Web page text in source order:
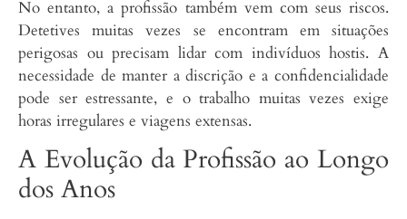
No entanto, a profissão também vem com seus riscos.
Detetives muitas vezes se encontram em situações
perigosas ou precisam lidar com indivíduos hostis. A
necessidade de manter a discrição e a confidencialidade
pode ser estressante, e o trabalho muitas vezes exige
horas irregulares e viagens extensas.
A Evolução da Profissão ao Longo
dos Anos